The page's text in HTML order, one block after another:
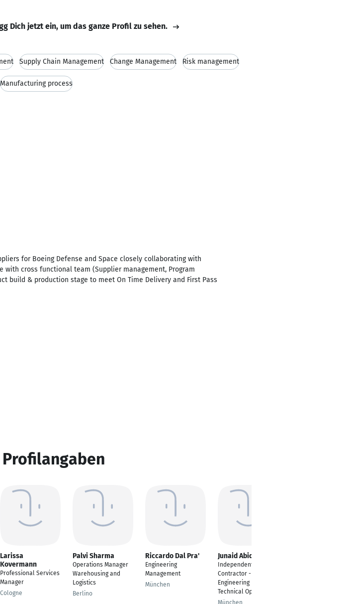
Dich jetzt ein, um das ganze Profil zu sehen.
Supply Chain Management Change Management Risk management
Manufacturing process
for Boeing Defense and Space closely collaborating with
cross functional team (Supplier management, Program
build & production stage to meet On Time Delivery and First Pass
Larissa
Kovermann
Professional Services
Manager
Cologne
Palvi Sharma
Operations Manager
Warehousing and
Logistics
Berlino
Riccardo Dal Pra'
Engineering
Management
München
Junaid Abid
Independent
Contractor -
Engineering &
Technical Operations
München